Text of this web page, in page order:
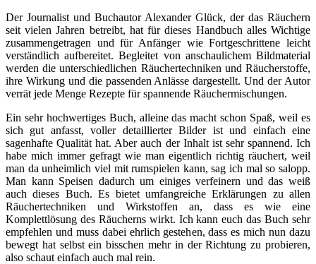
Der Journalist und Buchautor Alexander Glück, der das Räuchern
seit vielen Jahren betreibt, hat für dieses Handbuch alles Wichtige
zusammengetragen und für Anfänger wie Fortgeschrittene leicht
verständlich aufbereitet. Begleitet von anschaulichem Bildmaterial
werden die unterschiedlichen Räuchertechniken und Räucherstoffe,
ihre Wirkung und die passenden Anlässe dargestellt. Und der Autor
verrät jede Menge Rezepte für spannende Räuchermischungen.
Ein sehr hochwertiges Buch, alleine das macht schon Spaß, weil es
sich gut anfasst, voller detaillierter Bilder ist und einfach eine
sagenhafte Qualität hat. Aber auch der Inhalt ist sehr spannend. Ich
habe mich immer gefragt wie man eigentlich richtig räuchert, weil
man da unheimlich viel mit rumspielen kann, sag ich mal so salopp.
Man kann Speisen dadurch um einiges verfeinern und das weiß
auch dieses Buch. Es bietet umfangreiche Erklärungen zu allen
Räuchertechniken und Wirkstoffen an, dass es wie eine
Komplettlösung des Räucherns wirkt. Ich kann euch das Buch sehr
empfehlen und muss dabei ehrlich gestehen, dass es mich nun dazu
bewegt hat selbst ein bisschen mehr in der Richtung zu probieren,
also schaut einfach auch mal rein.